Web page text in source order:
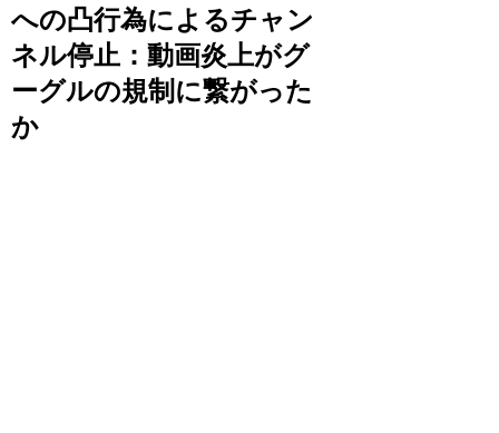
への凸行為によるチャン
ネル停止：動画炎上がグ
ーグルの規制に繋がった
か